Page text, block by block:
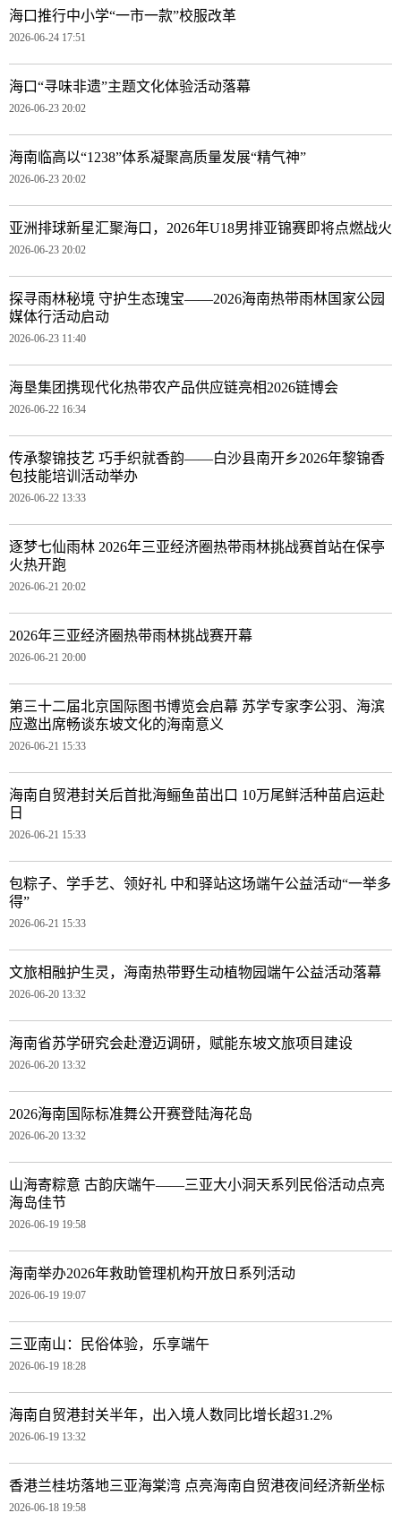
海口推行中小学“一市一款”校服改革
2026-06-24 17:51
海口“寻味非遗”主题文化体验活动落幕
2026-06-23 20:02
海南临高以“1238”体系凝聚高质量发展“精气神”
2026-06-23 20:02
亚洲排球新星汇聚海口，2026年U18男排亚锦赛即将点燃战火
2026-06-23 20:02
探寻雨林秘境 守护生态瑰宝——2026海南热带雨林国家公园
媒体行活动启动
2026-06-23 11:40
海垦集团携现代化热带农产品供应链亮相2026链博会
2026-06-22 16:34
传承黎锦技艺 巧手织就香韵——白沙县南开乡2026年黎锦香
包技能培训活动举办
2026-06-22 13:33
逐梦七仙雨林 2026年三亚经济圈热带雨林挑战赛首站在保亭
火热开跑
2026-06-21 20:02
2026年三亚经济圈热带雨林挑战赛开幕
2026-06-21 20:00
第三十二届北京国际图书博览会启幕 苏学专家李公羽、海滨
应邀出席畅谈东坡文化的海南意义
2026-06-21 15:33
海南自贸港封关后首批海鲡鱼苗出口 10万尾鲜活种苗启运赴
日
2026-06-21 15:33
包粽子、学手艺、领好礼 中和驿站这场端午公益活动“一举多
得”
2026-06-21 15:33
文旅相融护生灵，海南热带野生动植物园端午公益活动落幕
2026-06-20 13:32
海南省苏学研究会赴澄迈调研，赋能东坡文旅项目建设
2026-06-20 13:32
2026海南国际标准舞公开赛登陆海花岛
2026-06-20 13:32
山海寄粽意 古韵庆端午——三亚大小洞天系列民俗活动点亮
海岛佳节
2026-06-19 19:58
海南举办2026年救助管理机构开放日系列活动
2026-06-19 19:07
三亚南山：民俗体验，乐享端午
2026-06-19 18:28
海南自贸港封关半年，出入境人数同比增长超31.2%
2026-06-19 13:32
香港兰桂坊落地三亚海棠湾 点亮海南自贸港夜间经济新坐标
2026-06-18 19:58